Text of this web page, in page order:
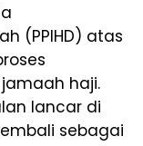
(PPIHD) atas
haji.
lancar di
sebagai